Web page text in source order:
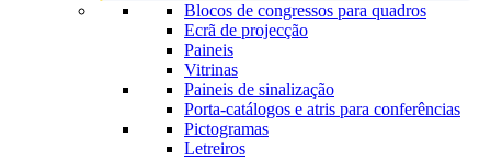
Blocos de congressos para quadros
Ecrã de projecção
Paineis
Vitrinas
Paineis de sinalização
Porta-catálogos e atris para conferências
Pictogramas
Letreiros